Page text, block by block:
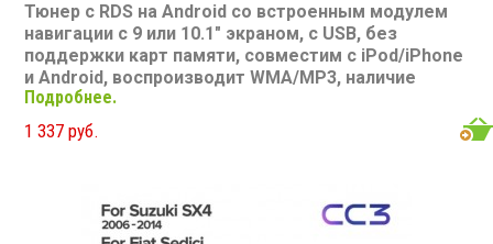
Тюнер с RDS на Android со встроенным модулем
навигации с 9 или 10.1" экраном, с USB, без
поддержки карт памяти, совместим с iPod/iPhone
и Android, воспроизводит WMA/MP3, наличие
Bluetooth, подключение камеры заднего вида,
подходит для Suzuki Jimny JB64 2018-2020
9 или 10,1" Подсветка: многоцветная CD/MP3: нет/
Bluetooth: есть Съемная панель: нет RCA (линейные)
выходы: 3 пары Мощность 50 Вт х 4
Подробнее.
1 337 руб.